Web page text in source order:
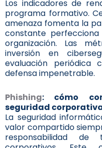
Los indicadores de
programa formativo.
amenaza fomenta la
constante
organización. Las
inversión en
evaluación periódica
defensa impenetrable.
Phishing: cómo
seguridad
La seguridad
valor compartido
responsabilidad de